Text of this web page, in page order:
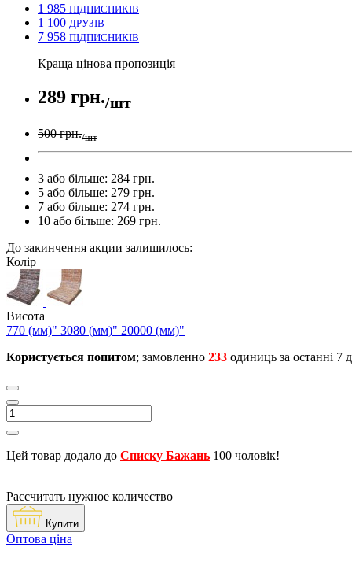
1 985 ПІДПИСНИКІВ
1 100 ДРУЗІВ
7 958 ПІДПИСНИКІВ
Краща цінова пропозиція
289 грн./шт
500 грн./шт
3 або більше: 284 грн.
5 або більше: 279 грн.
7 або більше: 274 грн.
10 або більше: 269 грн.
До закинчення акции залишилось:
Колір
Висота
770 (мм)" 3080 (мм)" 20000 (мм)"
Користується попитом; замовленно 233 одиниць за останні 7
Цей товар додало до Списку Бажань 100 чоловік!
Рассчитать нужное количество
Купити
Оптова ціна